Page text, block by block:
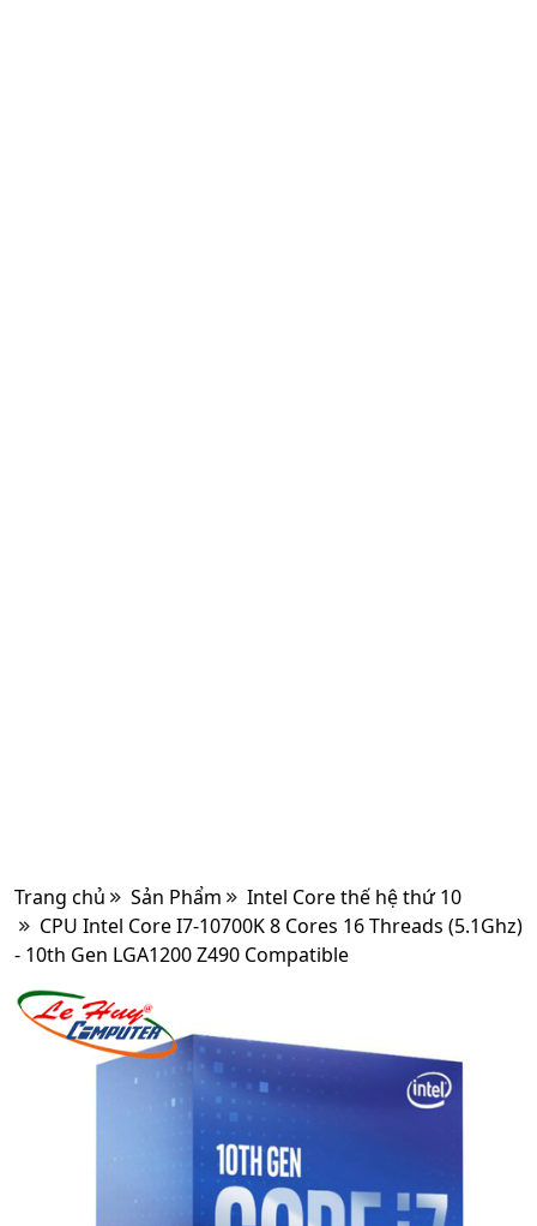
Trang chủ Sản Phẩm
Intel Core thế hệ thứ 10
CPU Intel Core I7-10700K 8 Cores 16 Threads (5.1Ghz)
- 10th Gen LGA1200 Z490 Compatible